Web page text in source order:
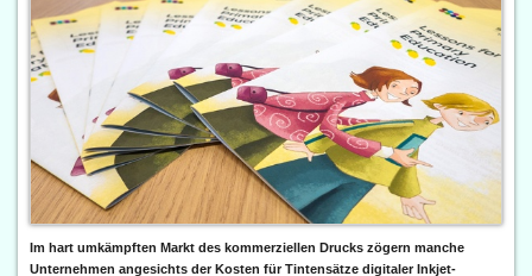
Im hart umkämpften Markt des kommerziellen Drucks zögern manche
Unternehmen angesichts der Kosten für Tintensätze digitaler Inkjet-